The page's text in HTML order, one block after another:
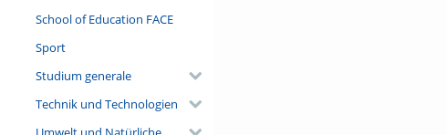
School of Education FACE
Sport
Studium generale
Technik und Technologien